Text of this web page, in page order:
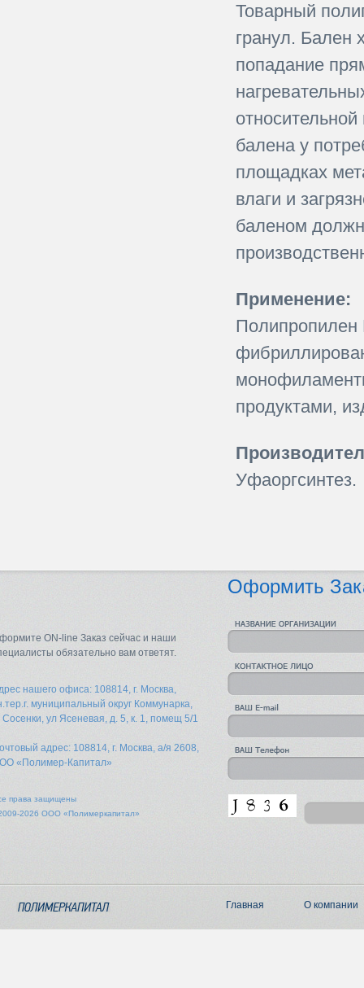
Товарный
гранул. Бален
попадание
балена у
площадках
влаги и
баленом
Применение:
Полипропилен
продуктами,
Уфаоргсинтез.
ON-line Заказ сейчас и наши
обязательно вам ответят.
нашего офиса: 108814, г. Москва,
муниципальный округ Коммунарка,
Сосенки, ул Ясеневая, д. 5, к. 1, помещ 5/1
адрес: 108814, г. Москва, а/я 2608,
«Полимер-Капитал»
права защищены
2026 ООО «Полимеркапитал»
Оформить
Главная О компании